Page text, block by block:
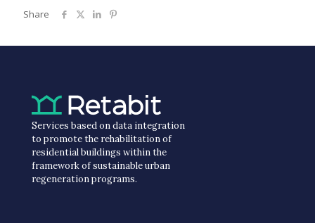
Share
Services based on data integration
to promote the rehabilitation of
residential buildings within the
framework of sustainable urban
regeneration programs.